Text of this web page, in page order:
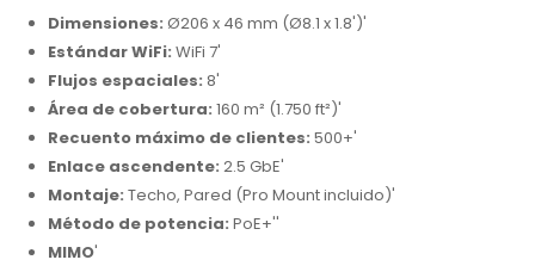
Dimensiones: Ø206 x 46 mm (Ø8.1 x 1.8')'
Estándar WiFi: WiFi 7'
Flujos espaciales: 8'
Área de cobertura: 160 m² (1.750 ft²)'
Recuento máximo de clientes: 500+'
Enlace ascendente: 2.5 GbE'
Montaje: Techo, Pared (Pro Mount incluido)'
Método de potencia: PoE+''
MIMO'